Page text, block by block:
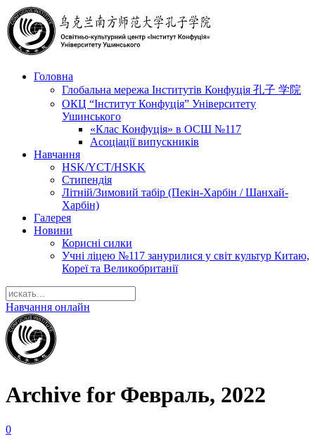
Головна
Глобальна мережа Інститутів Конфуція 孔子 学院
ОКЦ “Інститут Конфуція” Університету
Ушинського
«Клас Конфуція» в ОСШ №117
Асоціації випускників
Навчання
HSK/YCT/HSKK
Стипендія
Літній/Зимовий табір (Пекін-Харбін / Шанхай-
Харбін)
Галерея
Новини
Корисні силки
Учні ліцею №117 занурилися у світ культур Китаю,
Кореї та Великобританії
Навчання онлайн
Archive for Февраль, 2022
0